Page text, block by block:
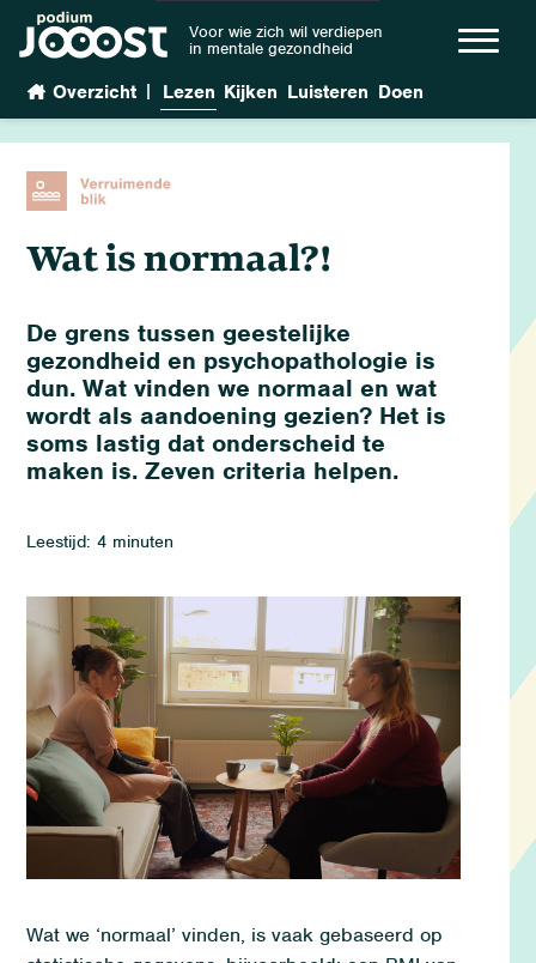
Voor wie zich wil verdiepen
in mentale gezondheid
Overzicht | Lezen Kijken Luisteren Doen
Wat is normaal?!
De grens tussen geestelijke
gezondheid en psychopathologie is
dun. Wat vinden we normaal en wat
wordt als aandoening gezien? Het is
soms lastig dat onderscheid te
maken is. Zeven criteria helpen.
Leestijd: 4 minuten
Wat we ‘normaal’ vinden, is vaak gebaseerd op